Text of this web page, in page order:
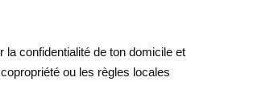
la confidentialité de ton domicile et
ou les règles locales